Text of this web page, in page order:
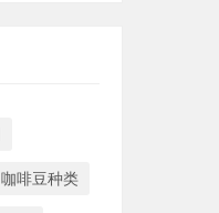
咖啡豆种类